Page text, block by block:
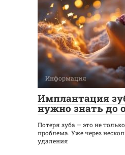
Информация
Имплантация
нужно знать до
Потеря зуба — это не
проблема. Уже через
удаления